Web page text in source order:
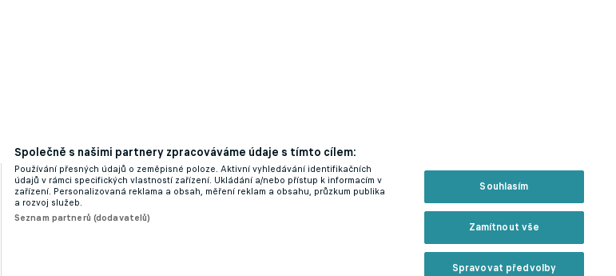
Společně s našimi partnery zpracováváme údaje s tímto cílem:
Používání přesných údajů o zeměpisné poloze. Aktivní vyhledávání identifikačních
údajů v rámci specifických vlastností zařízení. Ukládání a/nebo přístup k informacím v
zařízení. Personalizovaná reklama a obsah, měření reklam a obsahu, průzkum publika
a rozvoj služeb.
Seznam partnerů (dodavatelů)
Souhlasím
Zamítnout vše
Spravovat předvolby